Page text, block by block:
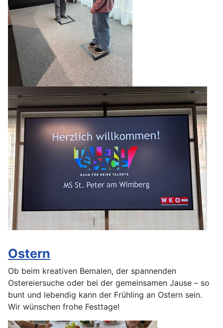
Ostern
Ob beim kreativen Bemalen, der spannenden
Ostereiersuche oder bei der gemeinsamen Jause – so
bunt und lebendig kann der Frühling an Ostern sein.
Wir wünschen frohe Festtage!